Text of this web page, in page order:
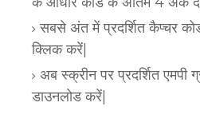
सबसे अंत में प्रदर्शित कैप्चर
क्लिक करें|
अब स्क्रीन पर प्रदर्शित एमपी
डाउनलोड करें|